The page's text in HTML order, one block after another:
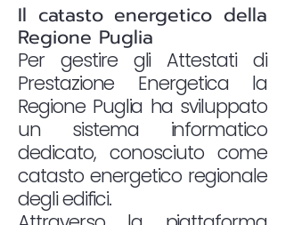
Il catasto energetico della
Regione Puglia
Per gestire gli Attestati di
Prestazione Energetica la
Regione Puglia ha sviluppato
un sistema informatico
dedicato, conosciuto come
catasto energetico regionale
degli edifici.